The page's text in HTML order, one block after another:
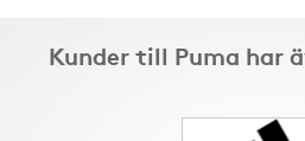
Kunder till Puma har